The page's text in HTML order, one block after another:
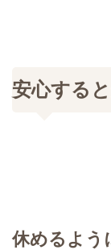
安心する
休めるよう